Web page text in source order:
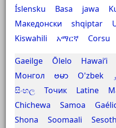
Íslensku
Basa jawa
Македонски
shqiptar
Kiswahili
አማርኛ Corsu
Gaeilge Ōlelo Hawaiʻi
Монгол
ဗမာ O'zbek
සිංහල
Точик Latine
Chichewa
Samoa
Shona
Soomaali